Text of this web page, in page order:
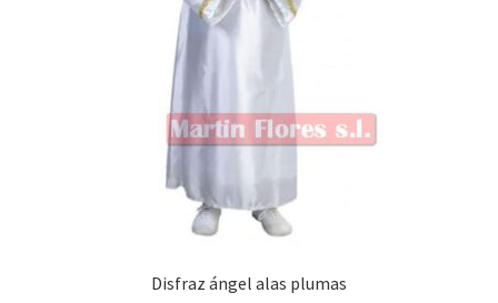
Disfraz ángel alas plumas